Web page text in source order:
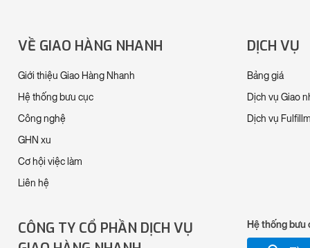
VỀ GIAO HÀNG NHANH
Giới thiệu Giao Hàng Nhanh
Hệ thống bưu cục
Công nghệ
GHN xu
Cơ hội việc làm
Liên hệ
DỊCH VỤ
Bảng giá
Dịch vụ Giao
Dịch vụ
CÔNG TY CỔ PHẦN DỊCH VỤ
Hệ thống bưu